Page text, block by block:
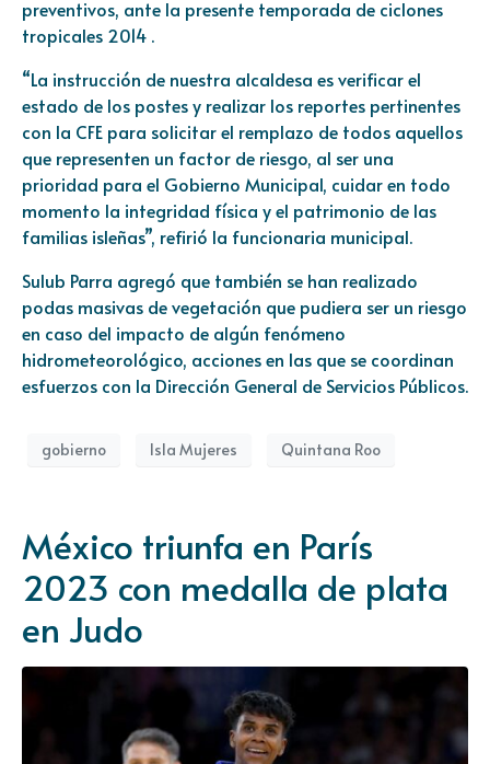
preventivos, ante la presente temporada de ciclones
tropicales 2014 .
“La instrucción de nuestra alcaldesa es verificar el
estado de los postes y realizar los reportes pertinentes
con la CFE para solicitar el remplazo de todos aquellos
que representen un factor de riesgo, al ser una
prioridad para el Gobierno Municipal, cuidar en todo
momento la integridad física y el patrimonio de las
familias isleñas”, refirió la funcionaria municipal.
Sulub Parra agregó que también se han realizado
podas masivas de vegetación que pudiera ser un riesgo
en caso del impacto de algún fenómeno
hidrometeorológico, acciones en las que se coordinan
esfuerzos con la Dirección General de Servicios Públicos.
gobierno Isla Mujeres Quintana Roo
México triunfa en París
2023 con medalla de plata
en Judo